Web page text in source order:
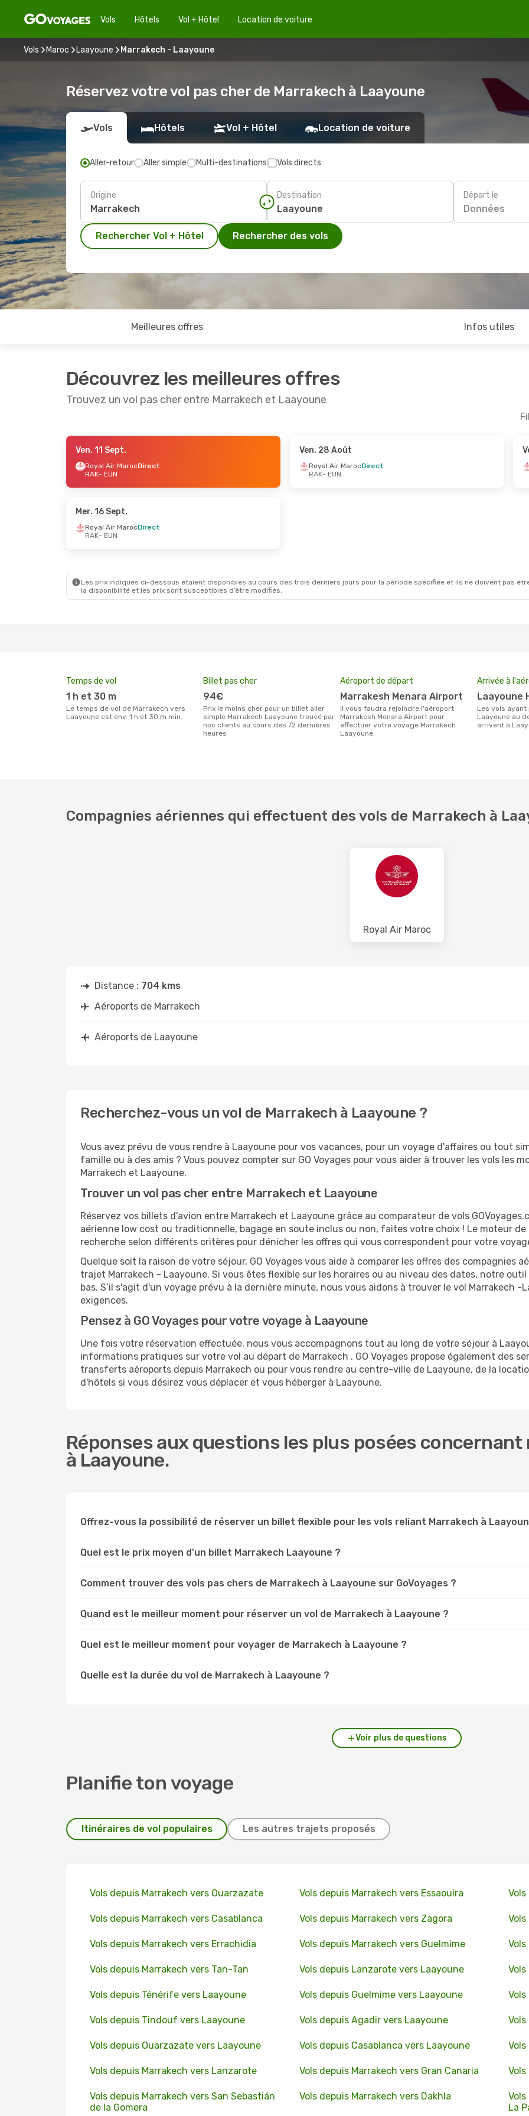
Vols Hôtels Vol + Hôtel Location de voiture
Vols Maroc Laayoune Marrakech - Laayoune
Réservez votre vol pas cher de Marrakech à Laayoune
Vols Hôtels Vol + Hôtel Location de voiture
Aller-retour Aller simple Multi-destinations Vols directs
Origine Destination Départ le
Données
Rechercher Vol + Hôtel Rechercher des vols
Meilleures offres Infos utiles
Découvrez les meilleures offres
Trouvez un vol pas cher entre Marrakech et Laayoune
- Ven. 4 Sept.
Direct
- Jeu. 10 Sept.
Direct
- Jeu.
- Dim. 1 Nov.
Ven. 11 Sept.
Royal Air MarocDirect
RAK- EUN
Ven. 28 Août
Royal Air MarocDirect
RAK- EUN
Mer. 16 Sept.
Royal Air MarocDirect
RAK- EUN
Les prix indiqués ci-dessous étaient disponibles au cours des trois derniers jours pour la période spécifiée et ils ne doivent pas
la disponibilité et les prix sont susceptibles d’être modifiés.
Temps de vol
1 h et 30 m
Le temps de vol de Marrakech vers
Laayoune est env. 1 h et 30 m min.
Billet pas cher
94€
Prix le moins cher pour un billet aller
simple Marrakech Laayoune trouvé par
nos clients au cours des 72 dernières
heures
Aéroport de départ
Marrakesh Menara Airport
Il vous faudra rejoindre l'aéroport
Marrakesh Menara Airport pour
effectuer votre voyage Marrakech
Laayoune.
Arrivée à
Les vols ayant pour destination
Laayoune au
arrivent à
Compagnies aériennes qui effectuent des vols de Marrakech à
Royal Air Maroc
Distance : 704 kms
Aéroports de Marrakech
Aéroports de Laayoune
Recherchez-vous un vol de Marrakech à Laayoune ?
Vous avez prévu de vous rendre à Laayoune pour vos vacances, pour un voyage d'affaires ou tout
famille ou à des amis ? Vous pouvez compter sur GO Voyages pour vous aider à trouver les vols les
Marrakech et Laayoune.
Trouver un vol pas cher entre Marrakech et Laayoune
Réservez vos billets d'avion entre Marrakech et Laayoune grâce au comparateur de vols
aérienne low cost ou traditionnelle, bagage en soute inclus ou non, faites votre choix ! Le moteur de
recherche selon différents critères pour dénicher les offres qui vous correspondent pour votre
Quelque soit la raison de votre séjour, GO Voyages vous aide à comparer les offres des compagnies
trajet Marrakech - Laayoune. Si vous êtes flexible sur les horaires ou au niveau des dates, notre
bas. S’il s'agit d'un voyage prévu à la dernière minute, nous vous aidons à trouver le vol Marrakech -
exigences.
Pensez à GO Voyages pour votre voyage à Laayoune
Une fois votre réservation effectuée, nous vous accompagnons tout au long de votre séjour à
informations pratiques sur votre vol au départ de Marrakech . GO Voyages propose également des
transferts aéroports depuis Marrakech ou pour vous rendre au centre-ville de Laayoune, de la
d'hôtels si vous désirez vous déplacer et vous héberger à Laayoune.
Réponses aux questions les plus posées concernant
à Laayoune.
Offrez-vous la possibilité de réserver un billet flexible pour les vols reliant Marrakech à
Quel est le prix moyen d'un billet Marrakech Laayoune ?
Comment trouver des vols pas chers de Marrakech à Laayoune sur GoVoyages ?
Quand est le meilleur moment pour réserver un vol de Marrakech à Laayoune ?
Quel est le meilleur moment pour voyager de Marrakech à Laayoune ?
Quelle est la durée du vol de Marrakech à Laayoune ?
Voir plus de questions
Planifie ton voyage
Itinéraires de vol populaires Les autres trajets proposés
Vols depuis Marrakech vers Ouarzazate Vols depuis Marrakech vers Essaouira
Vols depuis Marrakech vers Casablanca Vols depuis Marrakech vers Zagora
Vols depuis Marrakech vers Errachidia Vols depuis Marrakech vers Guelmime
Vols depuis Marrakech vers Tan-Tan Vols depuis Lanzarote vers Laayoune
Vols depuis Ténérife vers Laayoune Vols depuis Guelmime vers Laayoune
Vols depuis Tindouf vers Laayoune Vols depuis Agadir vers Laayoune
Vols depuis Ouarzazate vers Laayoune Vols depuis Casablanca vers Laayoune
Vols depuis Marrakech vers Lanzarote Vols depuis Marrakech vers Gran Canaria
Vols depuis Marrakech vers San Sebastián
de la Gomera
Vols depuis Marrakech vers Dakhla
La